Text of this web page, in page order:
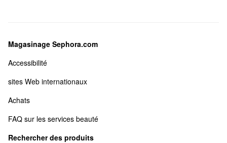
Magasinage Sephora.com
Accessibilité
sites Web internationaux
Achats
FAQ sur les services beauté
Rechercher des produits